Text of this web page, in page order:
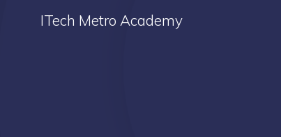
ITech Metro Academy